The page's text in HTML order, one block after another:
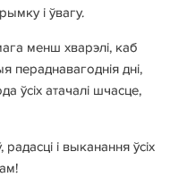
і ўвагу.
менш хварэлі, каб
пераднавагоднія дні,
ўсіх атачалі шчасце,
і выканання ўсіх